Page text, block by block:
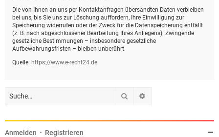
Die von Ihnen an uns per Kontaktanfragen übersandten Daten verbleiben
bei uns, bis Sie uns zur Löschung auffordern, Ihre Einwilligung zur
Speicherung widerrufen oder der Zweck für die Datenspeicherung entfällt
(z. B. nach abgeschlossener Bearbeitung Ihres Anliegens). Zwingende
gesetzliche Bestimmungen – insbesondere gesetzliche
Aufbewahrungsfristen – bleiben unberührt.
Quelle: https://www.e-recht24.de
Suche
Anmelden • Registrieren